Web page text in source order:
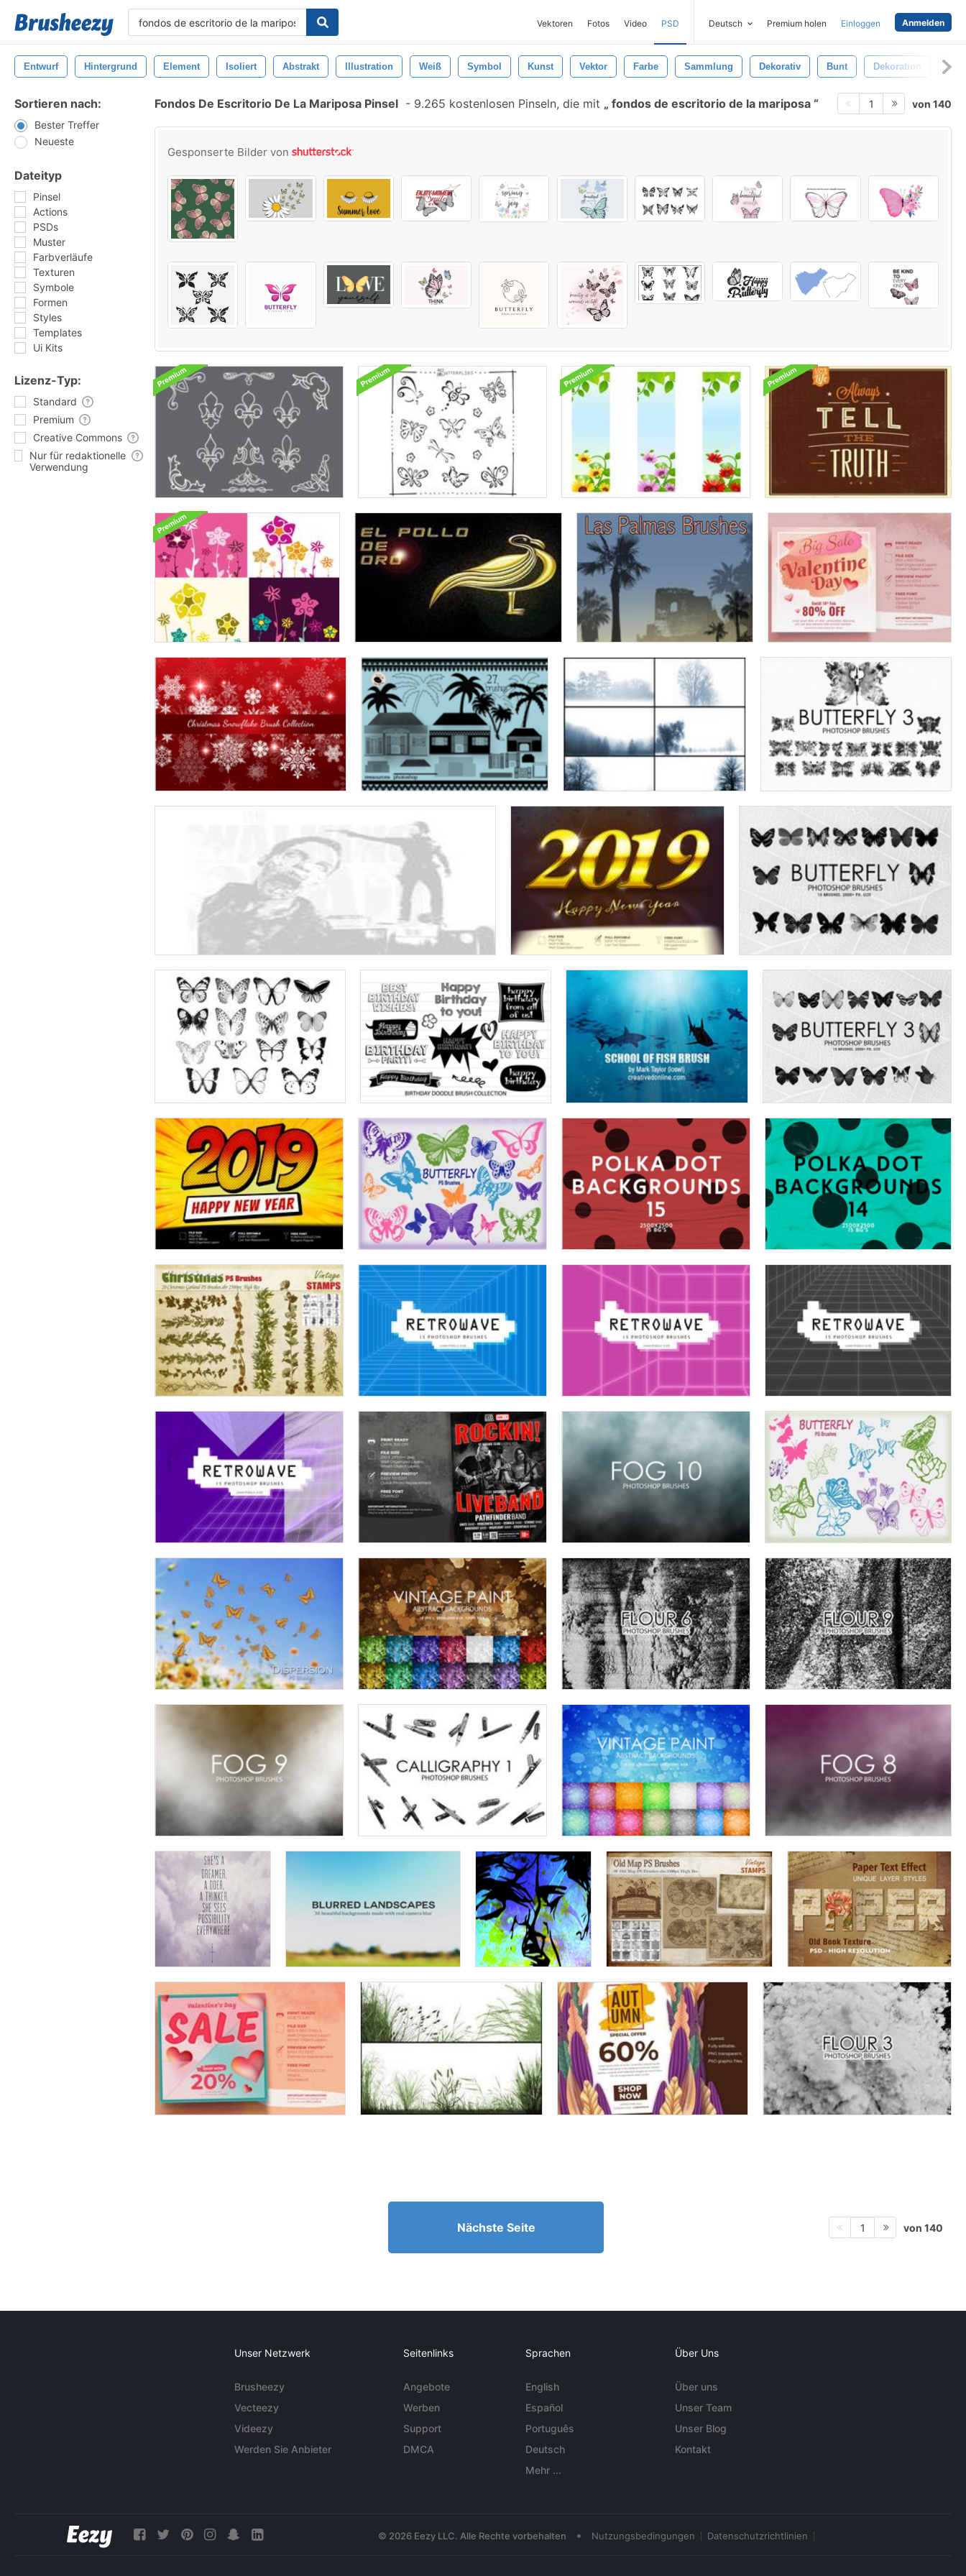
Vektoren Fotos Video PSD Deutsch Premium holen Einloggen Anmelden
Entwurf Hintergrund Element Isoliert Abstrakt Illustration Weiß Symbol Kunst Vektor Farbe Sammlung Dekorativ Bunt Dekoration Set
Sortieren nach:
Bester Treffer
Neueste
Dateityp
Pinsel
Actions
PSDs
Muster
Farbverläufe
Texturen
Symbole
Formen
Styles
Templates
Ui Kits
Lizenz-Typ:
Standard
Premium
Creative Commons
Nur für redaktionelle
Verwendung
Fondos De Escritorio De La Mariposa Pinsel - 9.265 kostenlosen Pinseln, die mit fondos de escritorio de la mariposa 1 von 140
Gesponserte Bilder von
Nächste Seite 1 von 140
Unser Netzwerk
Brusheezy
Vecteezy
Videezy
Werden Sie Anbieter
Seitenlinks
Angebote
Werben
Support
DMCA
Sprachen
English
Español
Português
Deutsch
Mehr ...
Über Uns
Über uns
Unser Team
Unser Blog
Kontakt
© 2026 Eezy LLC. Alle Rechte vorbehalten • Nutzungsbedingungen Datenschutzrichtlinien